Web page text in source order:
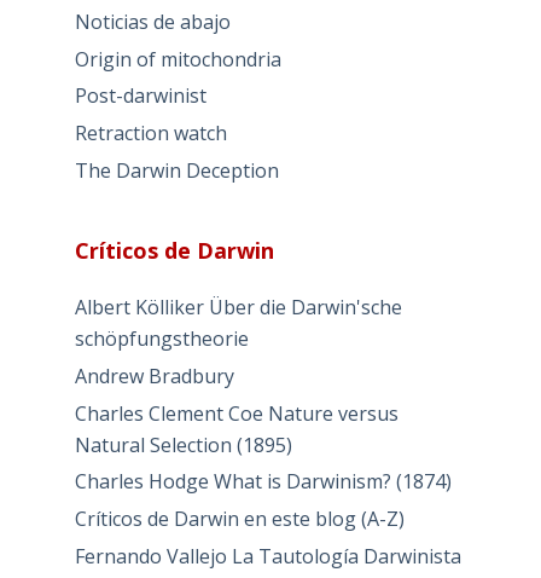
Noticias de abajo
Origin of mitochondria
Post-darwinist
Retraction watch
The Darwin Deception
Críticos de Darwin
Albert Kölliker Über die Darwin'sche
schöpfungstheorie
Andrew Bradbury
Charles Clement Coe Nature versus
Natural Selection (1895)
Charles Hodge What is Darwinism? (1874)
Críticos de Darwin en este blog (A-Z)
Fernando Vallejo La Tautología Darwinista